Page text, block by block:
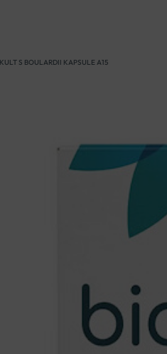
S BOULARDII KAPSULE A15